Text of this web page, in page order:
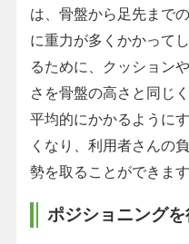
は、骨盤から足先まで
に重力が多くかかって
るために、クッション
さを骨盤の高さと同じ
平均的にかかるように
くなり、利用者さんの
勢を取ることができます
ポジショニング